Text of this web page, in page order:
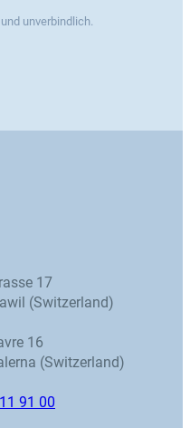
unverbindlich.
17
(Switzerland)
16
(Switzerland)
91 00